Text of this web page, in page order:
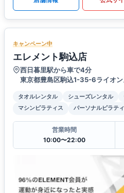
キャンペーン中
エレメント駒込店
西日暮里駅から車で4分
東京都豊島区駒込1-35-6ライオ
タオルレンタル シューズレンタル
マシンピラティス
パーソナルピラテ
営業時間
10:00〜22:00